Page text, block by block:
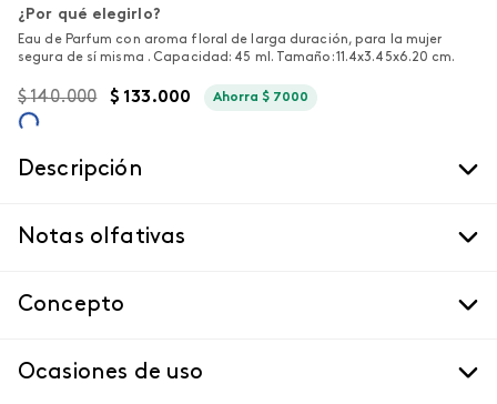
¿Por qué elegirlo?
Eau de Parfum con aroma floral de larga duración, para la mujer
segura de sí misma . Capacidad: 45 ml. Tamaño: 11.4x3.45x6.20 cm.
$140.000 $ 133.000 Ahorra$ 7000
Descripción
Notas olfativas
Concepto
Ocasiones de uso